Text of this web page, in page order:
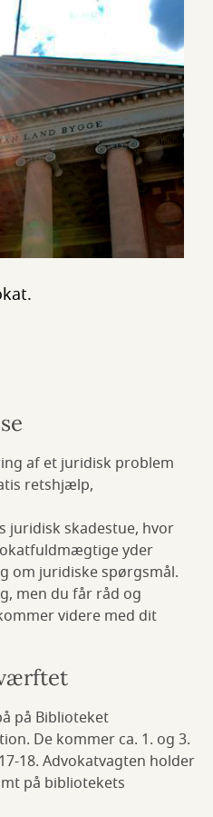
af et juridisk problem
retshjælp,
juridisk skadestue, hvor
yder
om juridiske spørgsmål.
men du får råd og
videre med dit
på Biblioteket
De kommer ca. 1. og 3.
18. Advokatvagten holder
på bibliotekets